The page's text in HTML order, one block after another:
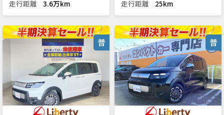
走行距離
3.6万km
走行距離
25km
普 普